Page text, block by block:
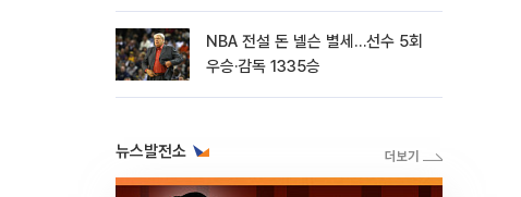
NBA 전설 돈 넬슨 별세…선수 5회
우승·감독 1335승
뉴스발전소